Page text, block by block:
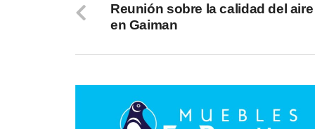
Reunión sobre la calidad del aire
en Gaiman